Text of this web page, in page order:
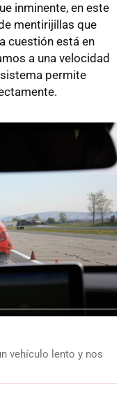
inminente, en este
mentirijillas que
cuestión está en
a una velocidad
permite
vehículo lento y nos